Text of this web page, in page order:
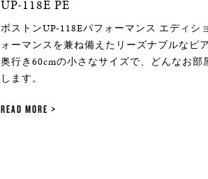
UP-118E PE
ボストンUP-118Eパフォーマンス エディシ
ォーマンスを兼ね備えたリーズナブルなピ
奥行き60cmの小さなサイズで、どんなお部
します。
READ MORE